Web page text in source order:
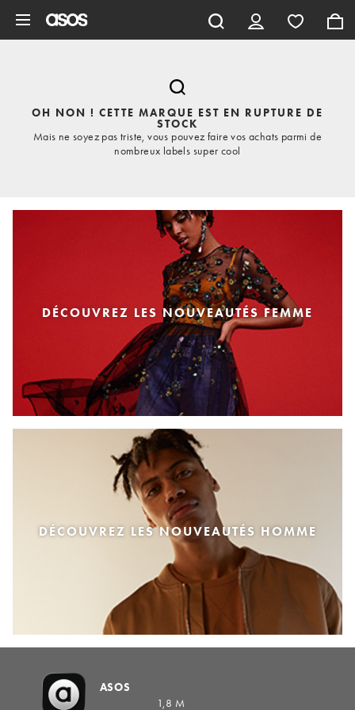
OH NON ! CETTE MARQUE EST EN RUPTURE DE
STOCK
Mais ne soyez pas triste, vous pouvez faire vos achats parmi de
nombreux labels super cool
DÉCOUVREZ LES NOUVEAUTÉS FEMME
DÉCOUVREZ LES NOUVEAUTÉS HOMME
ASOS
1,8 M